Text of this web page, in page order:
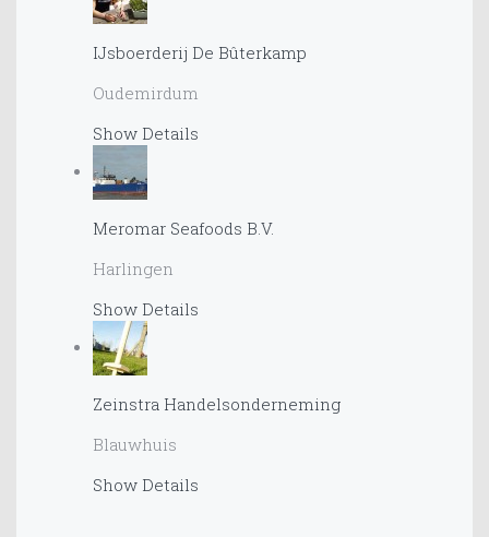
IJsboerderij De Bûterkamp
Oudemirdum
Show Details
Meromar Seafoods B.V.
Harlingen
Show Details
Zeinstra Handelsonderneming
Blauwhuis
Show Details